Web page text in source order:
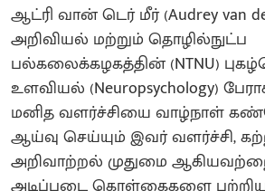
ஆட்ரி வான் டெர் மீர் (Audrey van
அறிவியல் மற்றும் தொழில்நுட்ப
பல்கலைக்கழகத்தின் (NTNU)
உளவியல் (Neuropsychology)
மனித வளர்ச்சியை வாழ்நாள்
ஆய்வு செய்யும் இவர் வளர்ச்சி,
அறிவாற்றல் முதுமை